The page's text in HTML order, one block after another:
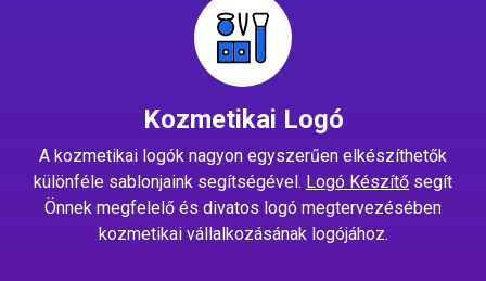
Kozmetikai Logó
A kozmetikai logók nagyon egyszerűen elkészíthetők
különféle sablonjaink segítségével. Logó Készítő segít
Önnek megfelelő és divatos logó megtervezésében
kozmetikai vállalkozásának logójához.